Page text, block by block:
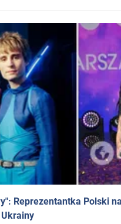
Reprezentantka Polski